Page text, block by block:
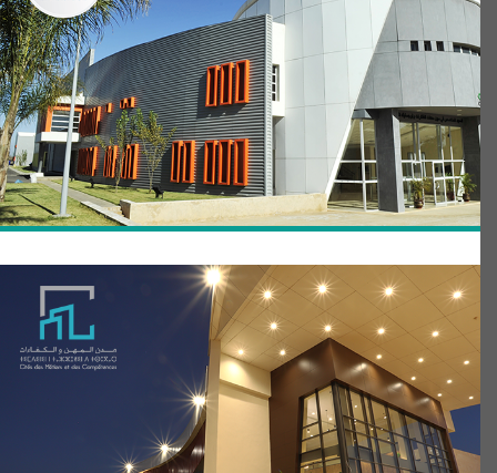
والأشغال العمومية
المعهد المتخصص في مهن الطيران ولوجستيك
المطارات
المعهد الوطني للفرس